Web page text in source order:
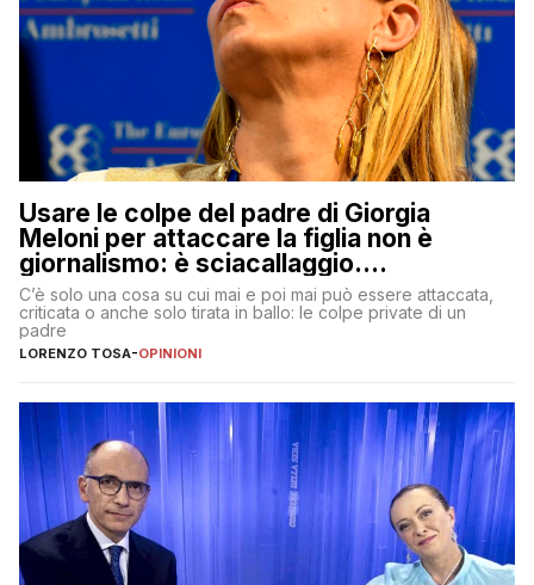
Usare le colpe del padre di Giorgia
Meloni per attaccare la figlia non è
giornalismo: è sciacallaggio.
Dimostriamo di essere diversi
C’è solo una cosa su cui mai e poi mai può essere attaccata,
criticata o anche solo tirata in ballo: le colpe private di un
padre
LORENZO TOSA-OPINIONI